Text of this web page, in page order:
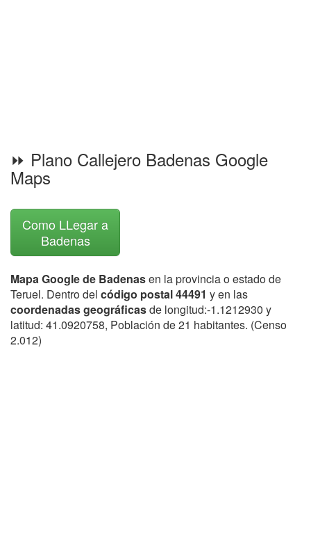
⏩ Plano Callejero Badenas Google
Maps
Como LLegar a
Badenas
Mapa Google de Badenasen la provincia o estado de
Teruel. Dentro del código postal 44491 y en las
coordenadas geográficasde longitud:-1.1212930 y
latitud: 41.0920758, Población de 21 habitantes. (Censo
2.012)